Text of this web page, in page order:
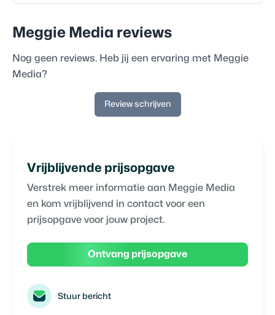
Meggie Media reviews
Nog geen reviews. Heb jij een ervaring met Meggie
Media?
Review schrijven
Vrijblijvende prijsopgave
Verstrek meer informatie aan Meggie Media
en kom vrijblijvend in contact voor een
prijsopgave voor jouw project.
Ontvang prijsopgave
Stuur bericht